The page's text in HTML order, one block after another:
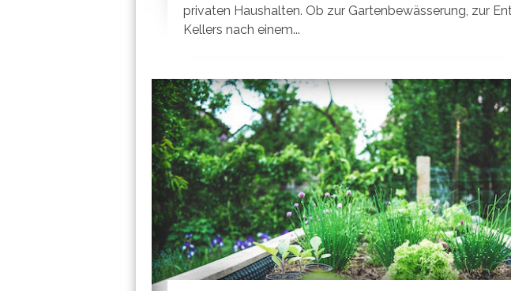
privaten Haushalten. Ob zur Gartenbewässerung, zur
Kellers nach einem...